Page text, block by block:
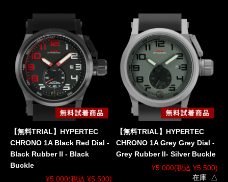
【無料TRIAL】HYPERTEC
CHRONO 1A Black Red Dial -
Black Rubber II - Black
Buckle
¥5,000(税込 ¥5,500)
【無料TRIAL】HYPERTEC
CHRONO 1A Grey Grey Dial -
Grey Rubber II- Silver Buckle
¥5,000(税込 ¥5,500)
在庫 △